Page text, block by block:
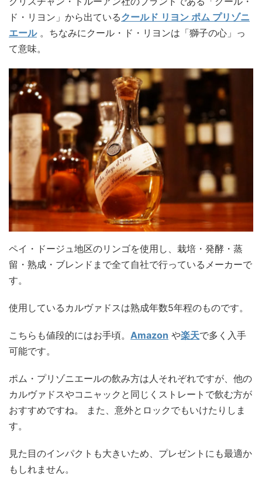
ド・リヨン」から出ているクールド リヨン ポム プリゾニ
エール。ちなみにクール・ド・リヨンは「獅子の心」っ
て意味。
ペイ・ドージュ地区のリンゴを使用し、栽培・発酵・蒸
留・熟成・ブレンドまで全て自社で行っているメーカーで
す。
使用しているカルヴァドスは熟成年数5年程のものです。
こちらも値段的にはお手頃。 Amazon や楽天で多く入手
可能です。
ポム・プリゾニエールの飲み方は人それぞれですが、他の
カルヴァドスやコニャックと同じくストレートで飲む方が
おすすめですね。 また、意外とロックでもいけたりしま
す。
見た目のインパクトも大きいため、プレゼントにも最適か
もしれません。